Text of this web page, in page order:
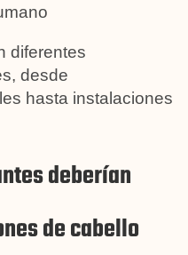
diferentes
desde
hasta instalaciones
deberían
de cabello